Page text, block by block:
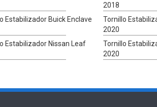
2018
Estabilizador Buick Enclave
Tornillo
2020
Estabilizador Nissan Leaf
Tornillo
2020